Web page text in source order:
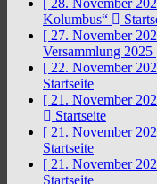
[ 28. November
Kolumbus“
[ 27. November
Versammlung 2025
[ 22. November
Startseite
[ 21. November
Startseite
[ 21. November
Startseite
[ 21. November
Startseite